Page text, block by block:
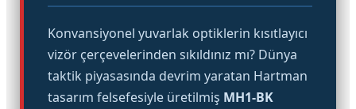
Konvansiyonel yuvarlak optiklerin kısıtlayıcı
vizör çerçevelerinden sıkıldınız mı? Dünya
taktik piyasasında devrim yaratan Hartman
tasarım felsefesiyle üretilmiş MH1-BK